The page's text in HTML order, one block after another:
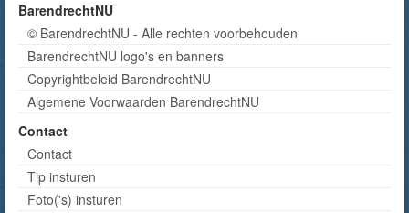
BarendrechtNU
© BarendrechtNU - Alle rechten voorbehouden
BarendrechtNU logo's en banners
Copyrightbeleid BarendrechtNU
Algemene Voorwaarden BarendrechtNU
Contact
Contact
Tip insturen
Foto('s) insturen